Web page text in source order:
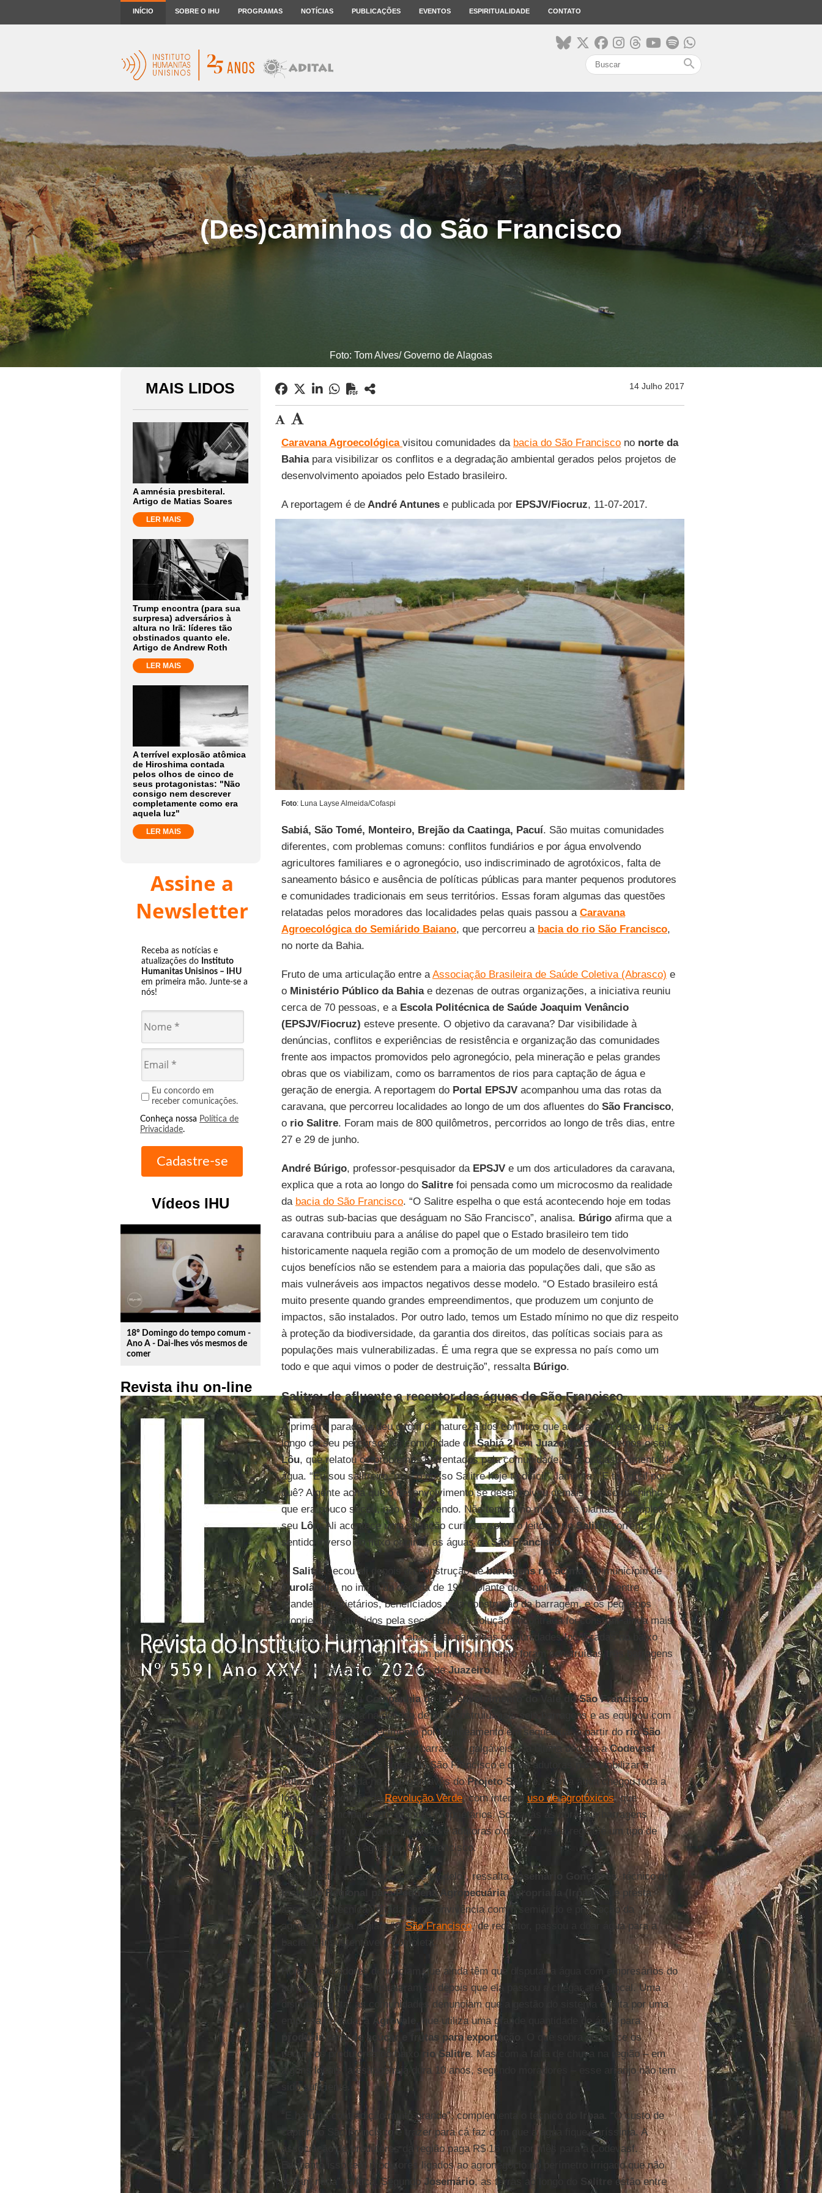
INÍCIO SOBRE O IHU PROGRAMAS NOTÍCIAS PUBLICAÇÕES EVENTOS ESPIRITUALIDADE CONTATO
search
(Des)caminhos do São Francisco
Foto: Tom Alves/ Governo de Alagoas
MAIS LIDOS
A amnésia presbiteral.
Artigo de Matias Soares
LER MAIS
Trump encontra (para sua
surpresa) adversários à
altura no Irã: líderes tão
obstinados quanto ele.
Artigo de Andrew Roth
LER MAIS
A terrível explosão atômica
de Hiroshima contada
pelos olhos de cinco de
seus protagonistas: "Não
consigo nem descrever
completamente como era
aquela luz"
LER MAIS
Assine a
Newsletter
Receba as notícias e
atualizações do Instituto
Humanitas Unisinos – IHU
em primeira mão. Junte-se a
nós!
Eu concordo em
receber comunicações.
Conheça nossa Política de
Privacidade.
Vídeos IHU
play_circle_outline
18º Domingo do tempo comum -
Ano A - Dai-lhes vós mesmos de
comer
Revista ihu on-line
14 Julho 2017
Caravana Agroecológica visitou comunidades da bacia do São Franciscono norte da
Bahiapara visibilizar os conflitos e a degradação ambiental gerados pelos projetos de
desenvolvimento apoiados pelo Estado brasileiro.
A reportagem é deAndré Antunese publicada por EPSJV/Fiocruz, 11-07-2017.
Foto: Luna Layse Almeida/Cofaspi
Sabiá, São Tomé, Monteiro, Brejão da Caatinga, Pacuí. São muitas comunidades
diferentes, com problemas comuns: conflitos fundiários e por água envolvendo
agricultores familiares e o agronegócio, uso indiscriminado de agrotóxicos, falta de
saneamento básico e ausência de políticas públicas para manter pequenos produtores
e comunidades tradicionais em seus territórios. Essas foram algumas das questões
relatadas pelos moradores das localidades pelas quais passou a Caravana
Agroecológica do Semiárido Baiano, que percorreu a bacia do rio São Francisco,
no norte da Bahia.
Fruto de uma articulação entre aAssociação Brasileira de Saúde Coletiva (Abrasco) e
o Ministério Público da Bahiae dezenas de outras organizações, a iniciativa reuniu
cerca de 70 pessoas, e a Escola Politécnica de Saúde Joaquim Venâncio
(EPSJV/Fiocruz) esteve presente. O objetivo da caravana? Dar visibilidade à
denúncias, conflitos e experiências de resistência e organização das comunidades
frente aos impactos promovidos pelo agronegócio, pela mineração e pelas grandes
obras que os viabilizam, como os barramentos de rios para captação de água e
geração de energia. A reportagem do Portal EPSJVacompanhou uma das rotas da
caravana, que percorreu localidades ao longo de um dos afluentes doSão Francisco,
orio Salitre. Foram mais de 800 quilômetros, percorridos ao longo de três dias, entre
27 e 29 de junho.
André Búrigo, professor-pesquisador da EPSJVe um dos articuladores da caravana,
explica que a rota ao longo do Salitrefoi pensada como um microcosmo da realidade
da bacia do São Francisco. “O Salitre espelha o que está acontecendo hoje em todas
as outras sub-bacias que deságuam no São Francisco”, analisa. Búrigoafirma que a
caravana contribuiu para a análise do papel que o Estado brasileiro tem tido
historicamente naquela região com a promoção de um modelo de desenvolvimento
cujos benefícios não se estendem para a maioria das populações dali, que são as
mais vulneráveis aos impactos negativos desse modelo. “O Estado brasileiro está
muito presente quando grandes empreendimentos, que produzem um conjunto de
impactos, são instalados. Por outro lado, temos um Estado mínimo no que diz respeito
à proteção da biodiversidade, da garantia dos direitos, das políticas sociais para as
populações mais vulnerabilizadas. É uma regra que se expressa no país como um
todo e que aqui vimos o poder de destruição”, ressalta Búrigo.
Salitre: de afluente a receptor das águas do São Francisco
A primeira parada já deu o tom da natureza dos conflitos que a caravana observaria ao
longo de seu percurso. Na comunidade deSabiá 2, emJuazeiro, conhecemos o seu
Lôu, que relatou os problemas enfrentados pela comunidade para o abastecimento de
água. “Eu sou salitreiro, mas o nosso Salitre hoje tá difícil”, lamenta. “E tá difícil por
quê? A gente acha que o desenvolvimento se desenvolveu demais, nosso riachinho
que era pouco secou, não tá chovendo. Não tem como molhar as plantas”, completa
seu Lôu. Ali acontece uma situação curiosa: sobre o leito do rioSalitrecorrem, no
sentido inverso ao fluxo original, as águas doSão Francisco.
O Salitresecou ali depois da construção debarragens rio acima, no município de
Ourolândia, no início da década de 1980. Diante dos conflitos pela água entre
grandes proprietários, beneficiados pela construção da barragem, e os pequenos
proprietários atingidos pela seca do rio, a solução encontrada foi construir ainda mais
barragens, dessa vez para abastecer parte das comunidades localizadas no baixo
Salitre, onde o rio secou. Em um primeiro momento foram construídas três barragens
para reter a água, pela prefeitura deJuazeiro.
Posteriormente, a
Companhia de Desenvolvimento do Vale do São Francisco
(Codevasf), ainda na década de 80, construiu mais seis barragens e as equipou com
um sistema de abastecimento por bombeamento em sequência, a partir dorio São
Francisco. São as chamadas barragens galgáveis. Na última década aCodevasf
construiu um canal de águas do São Francisco e duas adutoras para viabilizar a
fruticultura irrigada na região através doProjeto Salitre
. Com a água chegou toda a
lógica de produção da Revolução Verde, com intenso uso de agrotóxicos, que
beneficia principalmente grandes proprietários. Somadas as obras de barragens
galgáveis com o canal de irrigação e adutoras o que ocorre na região é um tipo de
transposição das águas do São Francisco.
“Isso mostra o caos que é esse modelo”, ressaltaJosemário Gonçalves, técnico do
Instituto Regional para Pequena Agropecuária Apropriada (Irpaa), que presta
assessoria técnica voltada para convivência com o semiárido e promoção da
agroecologia na região. “OSão Francisco, de receptor, passou a doar água para a
bacia. É insustentável”, completa.
Hoje os moradores denunciam que ainda têm que disputar a água com empresários do
agronegócio que se instalaram ali depois que ela passou a chegar até o local. Uma
disputa ingrata: as comunidades denunciam que a gestão do sistema é feita por uma
empresa privada, a
Agrovale
, que utiliza uma grande quantidade de água para
produzir cana de açúcar e frutas para exportação
. O que sobra abastece os
pequenos produtores do baixo
rio Salitre. Mas com a falta de chuva na região – em
alguns locais, a estiagem já dura 10 anos, segundo moradores – esse arranjo não tem
sido suficiente.
“E há uma contradição muito grande”, complementa o técnico do Irpaa
. “O custo de
captar do São Francisco e trazer para cá faz com que a água fique caríssima. A
associação de produtores da região paga R$ 16 mil por mês para a Codevasf.
Enquanto isso tem produtores ligados ao agronegócio no perímetro irrigado que não
pagam nada”, critica. SegundoJosemário, as terras ao longo do Salitre
estão entre